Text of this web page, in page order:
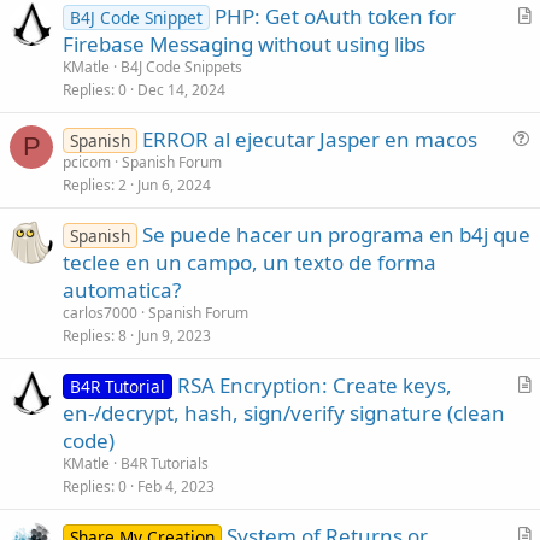
Loop
   Reader.Close
Log ("Load Text ok "
End
Sub
A
B4J Code Snippet PHP: Get oAuth token for
Firebase Messaging without using libs
KMatle
B4J Code Snippets
Replies 0 Dec 14, 2024
P Spanish ERROR al ejecutar Jasper en macos
pcicom Spanish Forum
Replies 2 Jun 6, 2024
Spanish Se puede hacer un programa en b4j que
teclee en un campo, un texto de forma
automatica?
carlos7000 Spanish Forum
Replies 8 Jun 9, 2023
A
e
B4R Tutorial
RSA Encryption: Create keys,
en-/decrypt, hash, sign/verify signature (clean
code)
KMatle
B4R Tutorials
Replies 0 Feb 4, 2023
A